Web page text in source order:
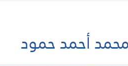
محمد أحمد حمود